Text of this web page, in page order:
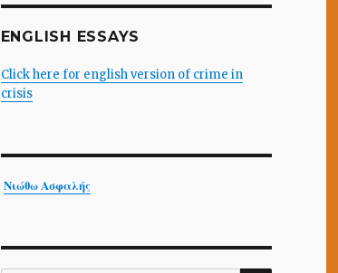
ENGLISH ESSAYS
Click here for english version of crime in
crisis
Νιώθω Ασφαλής